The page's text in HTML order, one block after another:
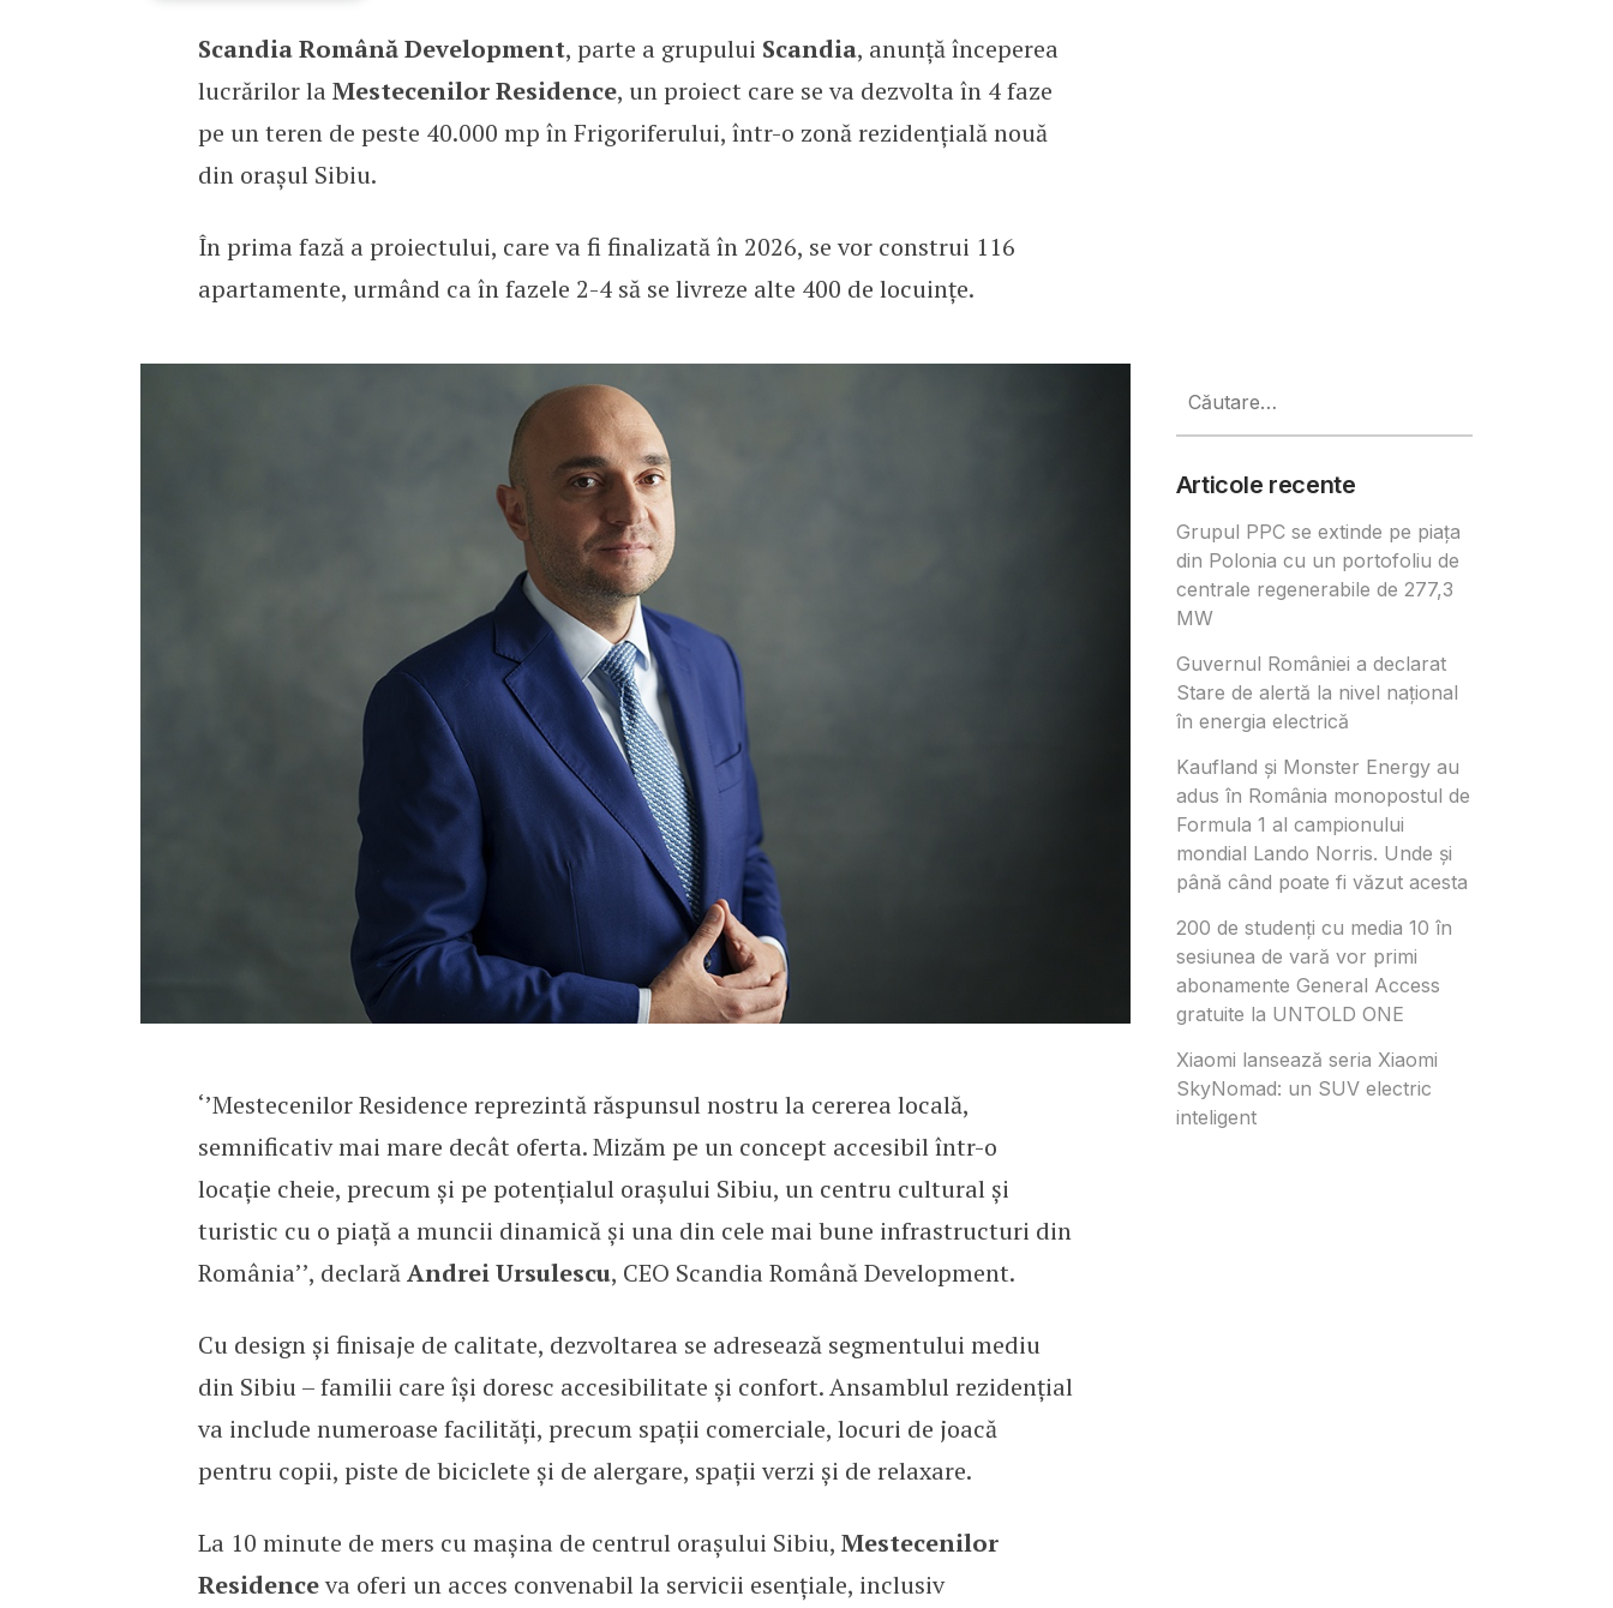
Mestecenilor Residence, un concept accesibil într-o zonă rezidențială nouă din orașul
Scandia Română Development, parte a grupului Scandia, anunță începerea
lucrărilor la Mestecenilor Residence, un proiect care se va dezvolta în 4 faze
pe un teren de peste 40.000 mp în Frigoriferului, într-o zonă rezidențială nouă
din orașul Sibiu.
În prima fază a proiectului, care va fi finalizată în 2026, se vor construi 116
apartamente, urmând ca în fazele 2-4 să se livreze alte 400 de locuințe.
‘’Mestecenilor Residence reprezintă răspunsul nostru la cererea locală,
semnificativ mai mare decât oferta. Mizăm pe un concept accesibil într-o
locație cheie, precum și pe potențialul orașului Sibiu, un centru cultural și
turistic cu o piață a muncii dinamică și una din cele mai bune infrastructuri din
România’’, declarăAndrei Ursulescu, CEO Scandia Română Development.
Cu design și finisaje de calitate, dezvoltarea se adresează segmentului mediu
din Sibiu – familii care își doresc accesibilitate și confort. Ansamblul rezidențial
va include numeroase facilități, precum spații comerciale, locuri de joacă
pentru copii, piste de biciclete și de alergare, spații verzi și de relaxare.
La 10 minute de mers cu mașina de centrul orașului Sibiu, Mestecenilor
Residenceva oferi un acces convenabil la servicii esențiale, inclusiv
după:
Articole recente
Grupul PPC se extinde pe piața
din Polonia cu un portofoliu de
centrale regenerabile de 277,3
MW
Guvernul României a declarat
Stare de alertă la nivel național
în energia electrică
Kaufland și Monster Energy au
adus în România monopostul de
Formula 1 al campionului
mondial Lando Norris. Unde și
până când poate fi văzut acesta
200 de studenți cu media 10 în
sesiunea de vară vor primi
abonamente General Access
gratuite la UNTOLD ONE
Xiaomi lansează seria Xiaomi
SkyNomad: un SUV electric
inteligent